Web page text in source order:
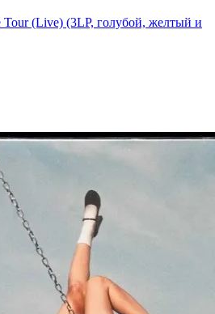
(Live) (3LP, голубой, желтый и